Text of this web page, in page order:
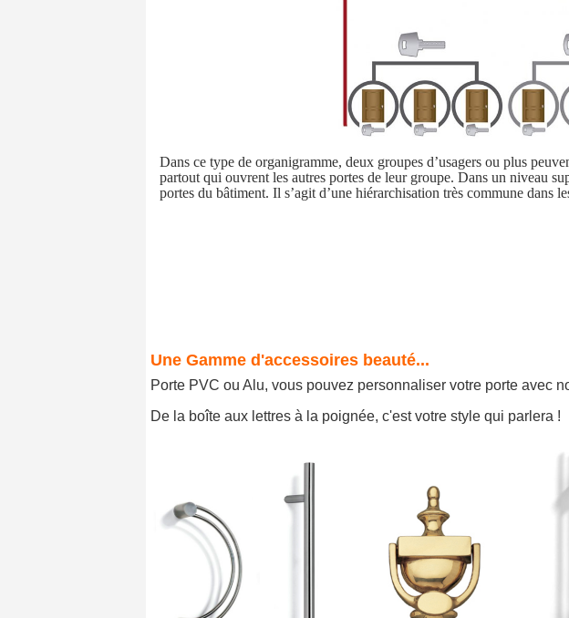
Dans ce type de organigramme, deux groupes d’usagers ou plus
partout qui ouvrent les autres portes de leur groupe. Dans un niveau
portes du bâtiment. Il s’agit d’une hiérarchisation très commune dans
Une Gamme d'accessoires beauté...
Porte PVC ou Alu, vous pouvez personnaliser votre porte avec
De la boîte aux lettres à la poignée, c'est votre style qui parlera !